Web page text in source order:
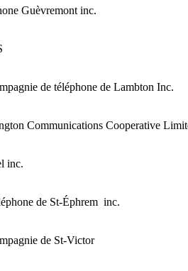
Guèvremont inc.
de téléphone de Lambton Inc.
Communications Cooperative
inc.
de St-Éphrem inc.
de St-Victor